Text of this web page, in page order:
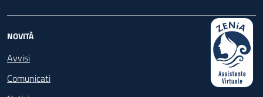
NOVITÀ
Avvisi
Comunicati